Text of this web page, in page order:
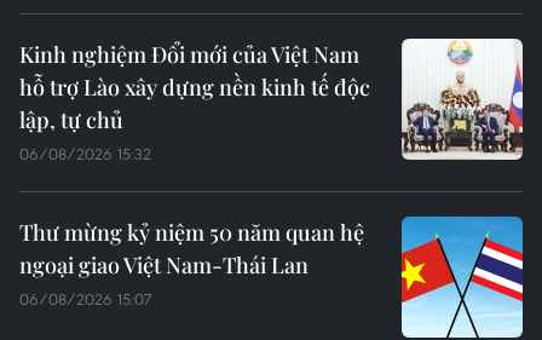
Kinh nghiệm Đổi mới của Việt Nam
hỗ trợ Lào xây dựng nền kinh tế độc
lập, tự chủ
06/08/2026 15:32
Thư mừng kỷ niệm 50 năm quan hệ
ngoại giao Việt Nam-Thái Lan
06/08/2026 15:07